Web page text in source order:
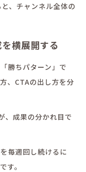
、チャンネル全体の
横展開する
勝ちパターン」で
、CTAの出し方を分
、成果の分かれ目で
毎週回し続けるに
す。